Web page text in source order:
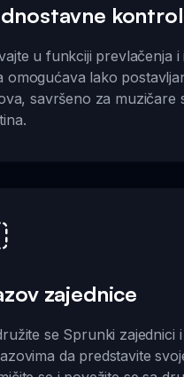
u funkciji prevlačenja i
omogućava lako
savršeno za muzičare
zajednice
se Sprunki zajednici
da predstavite